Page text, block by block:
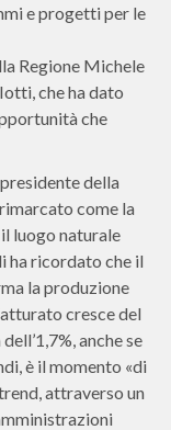
e progetti per le
Regione Michele
che ha dato
che
della
come la
il luogo naturale
ha ricordato che il
la produzione
cresce del
anche se
è il momento «di
attraverso un